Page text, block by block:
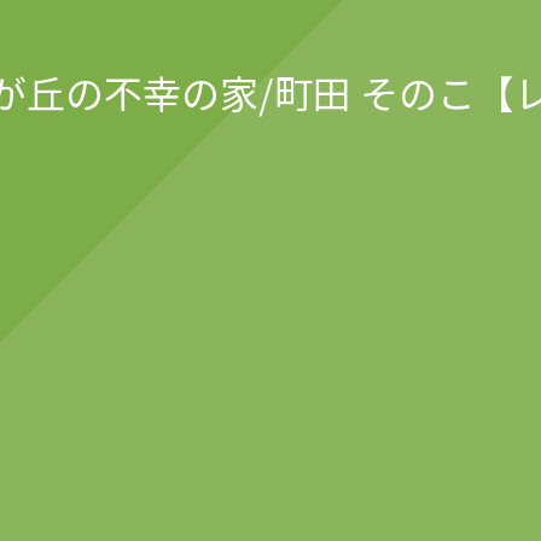
丘の不幸の家/町田 そのこ【